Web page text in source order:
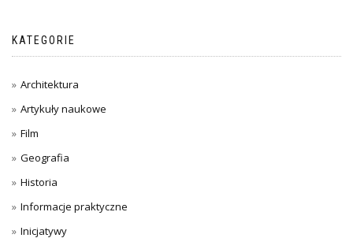
KATEGORIE
Architektura
Artykuły naukowe
Film
Geografia
Historia
Informacje praktyczne
Inicjatywy